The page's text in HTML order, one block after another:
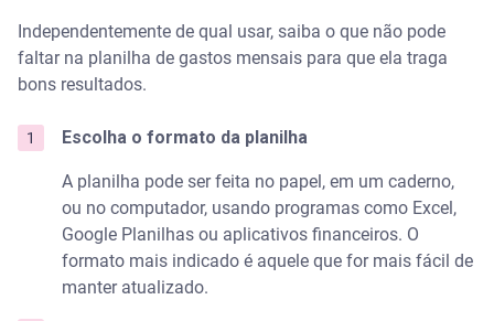
Independentemente de qual usar, saiba o que não pode
faltar na planilha de gastos mensais para que ela traga
bons resultados.
Escolha o formato da planilha
A planilha pode ser feita no papel, em um caderno,
ou no computador, usando programas como Excel,
Google Planilhas ou aplicativos financeiros. O
formato mais indicado é aquele que for mais fácil de
manter atualizado.